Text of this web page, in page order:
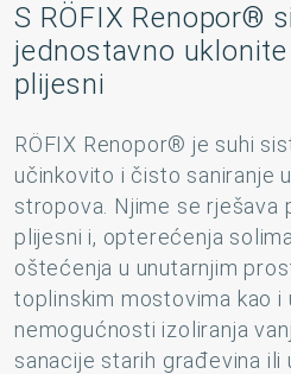
S RÖFIX Renopor®
jednostavno
plijesni
RÖFIX Renopor® je suhi
učinkovito i čisto saniranje
stropova. Njime se rješava
plijesni i, opterećenja
oštećenja u unutarnjim
toplinskim mostovima kao i
nemogućnosti izoliranja
sanacije starih građevina ili